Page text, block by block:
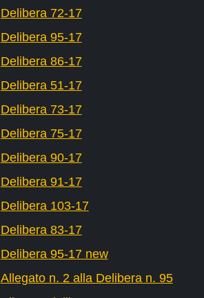
Delibera 72-17
Delibera 95-17
Delibera 86-17
Delibera 51-17
Delibera 73-17
Delibera 75-17
Delibera 90-17
Delibera 91-17
Delibera 103-17
Delibera 83-17
Delibera 95-17 new
Allegato n. 2 alla Delibera n. 95